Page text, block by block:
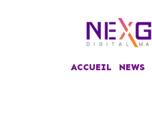
ACCUEIL NEWS